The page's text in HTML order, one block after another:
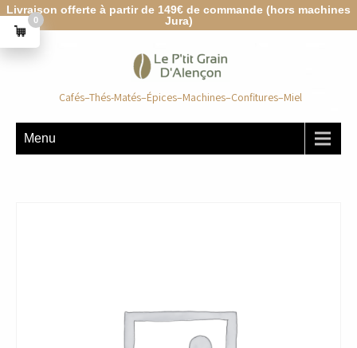
Livraison offerte à partir de 149€ de commande (hors machines
Jura)
Cafés–Thés-Matés–Épices–Machines–Confitures–Miel
Menu
0